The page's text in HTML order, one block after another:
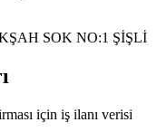
SOK NO:1 ŞİŞLİ
için iş ilanı verisi